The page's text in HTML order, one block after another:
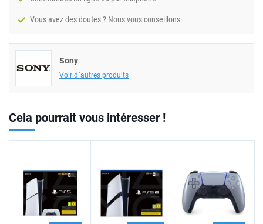
Vous avez des doutes ? Nous vous conseillons
Sony
Voir d´autres produits
Cela pourrait vous intéresser !